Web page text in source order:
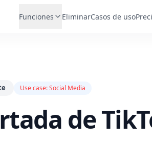
Funciones EliminarCasos de uso
Use case:Social Media
de